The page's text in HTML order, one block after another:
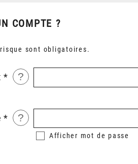
COMPTE ?
sont obligatoires.
?
?
Afficher mot de passe